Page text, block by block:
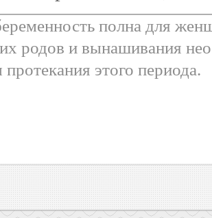
полна для
родов и вынашивания
этого периода.